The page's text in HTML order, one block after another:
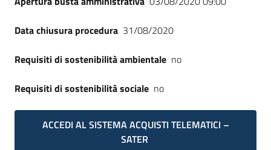
Data chiusura procedura 31/08/2020
Requisiti di sostenibilità ambientale no
Requisiti di sostenibilità sociale no
ACCEDI AL SISTEMA ACQUISTI TELEMATICI –
SATER